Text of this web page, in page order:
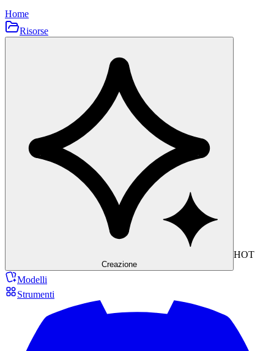
Home
Risorse
Creazione
HOT
Modelli
Strumenti